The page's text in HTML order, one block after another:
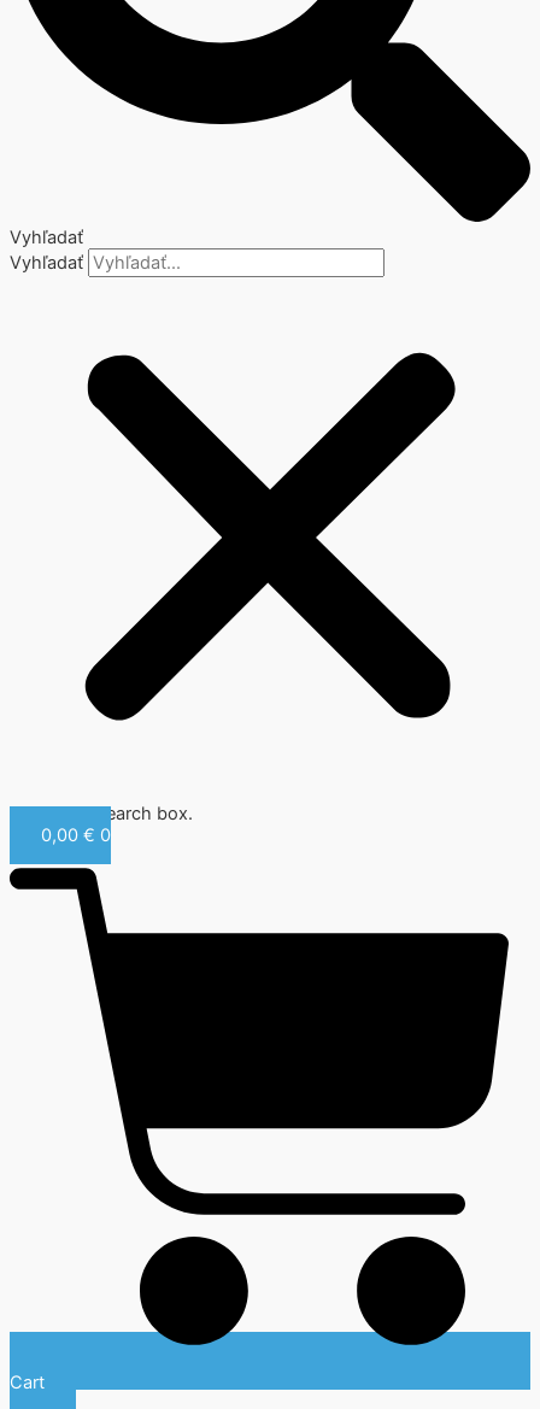
Vyhľadať
Vyhľadať
Close this search box.
0,00 € 0
Cart